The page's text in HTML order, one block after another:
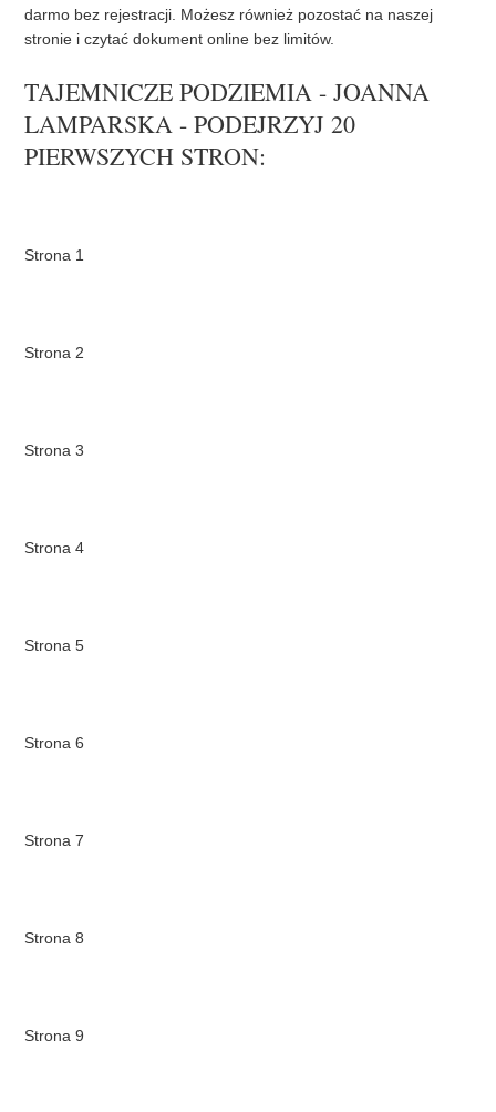
darmo bez rejestracji. Możesz również pozostać na naszej
stronie i czytać dokument online bez limitów.
TAJEMNICZE PODZIEMIA - JOANNA
LAMPARSKA - PODEJRZYJ 20
PIERWSZYCH STRON:
Strona 1
Strona 2
Strona 3
Strona 4
Strona 5
Strona 6
Strona 7
Strona 8
Strona 9